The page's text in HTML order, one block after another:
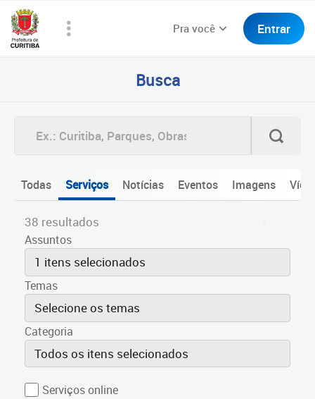
Pra você Entrar
Busca
Todas Serviços Notícias Eventos Imagens
38 resultados
Assuntos
1 itens selecionados
Temas
Selecione os temas
Categoria
Todos os itens selecionados
Serviços online